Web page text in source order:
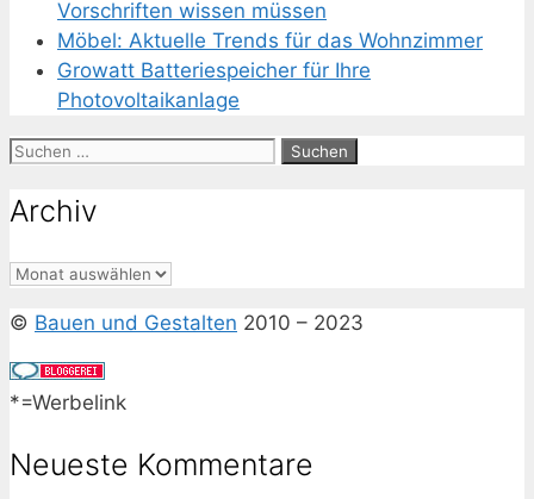
Vorschriften wissen müssen
Möbel: Aktuelle Trends für das Wohnzimmer
Growatt Batteriespeicher für Ihre
Photovoltaikanlage
Suchen
Archiv
Archiv
© Bauen und Gestalten 2010 – 2023
*=Werbelink
Neueste Kommentare